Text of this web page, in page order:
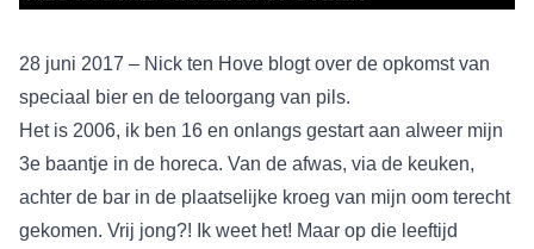
28 juni 2017 – Nick ten Hove blogt over de opkomst van
speciaal bier en de teloorgang van pils.
Het is 2006, ik ben 16 en onlangs gestart aan alweer mijn
3e baantje in de horeca. Van de afwas, via de keuken,
achter de bar in de plaatselijke kroeg van mijn oom terecht
gekomen. Vrij jong?! Ik weet het! Maar op die leeftijd